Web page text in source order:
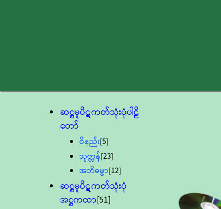
ဆဋ္ဌမူပိဋကတ်သုံးပုံပါဠိ
တော်
ဝိနည်း[5]
သုတ္တန်[23]
အဘိဓမ္မာ[12]
ဆဋ္ဌမူပိဋကတ်သုံးပုံ
အဋ္ဌကထာ[51]